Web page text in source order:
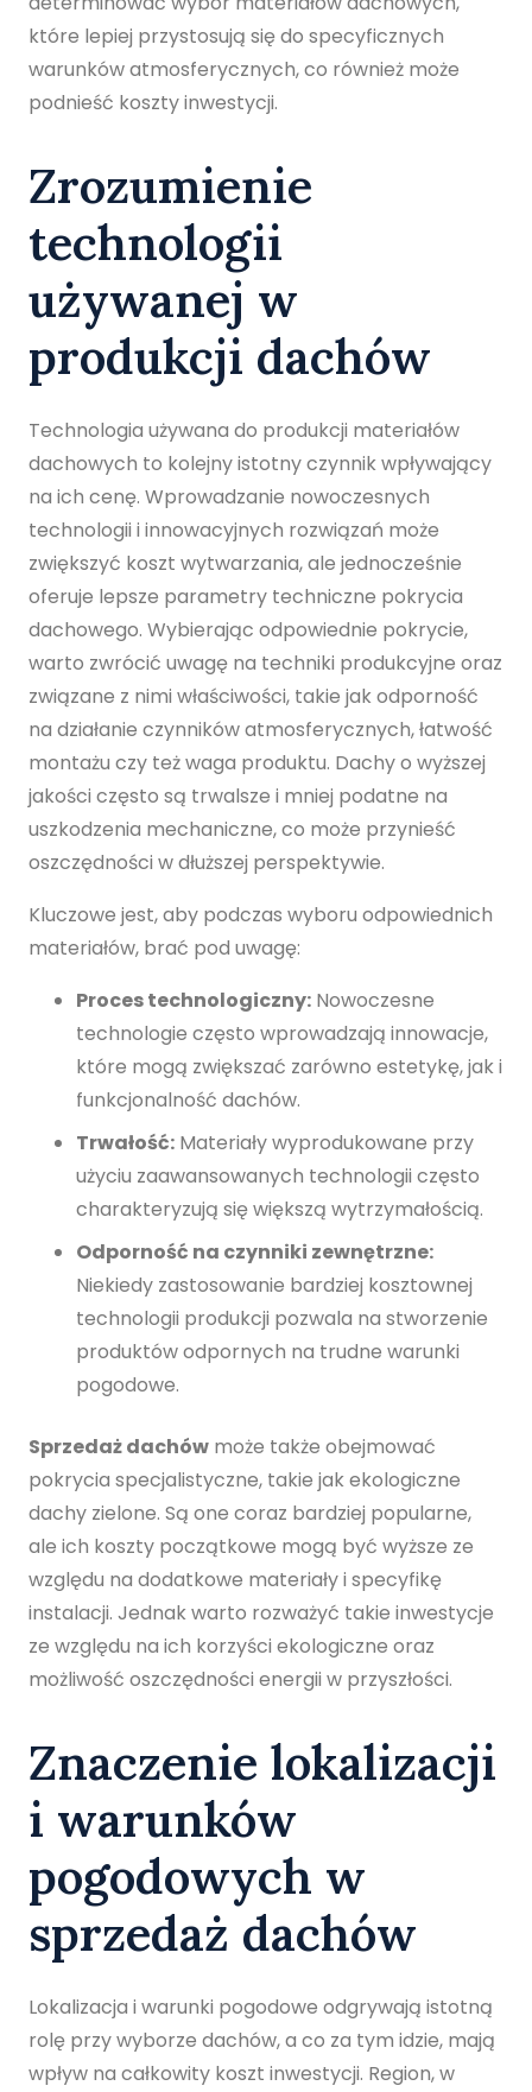
które lepiej przystosują się do specyficznych
warunków atmosferycznych, co również może
podnieść koszty inwestycji.
Zrozumienie
technologii
używanej w
produkcji dachów
Technologia używana do produkcji materiałów
dachowych to kolejny istotny czynnik wpływający
na ich cenę. Wprowadzanie nowoczesnych
technologii i innowacyjnych rozwiązań może
zwiększyć koszt wytwarzania, ale jednocześnie
oferuje lepsze parametry techniczne pokrycia
dachowego. Wybierając odpowiednie pokrycie,
warto zwrócić uwagę na techniki produkcyjne oraz
związane z nimi właściwości, takie jak odporność
na działanie czynników atmosferycznych, łatwość
montażu czy też waga produktu. Dachy o wyższej
jakości często są trwalsze i mniej podatne na
uszkodzenia mechaniczne, co może przynieść
oszczędności w dłuższej perspektywie.
Kluczowe jest, aby podczas wyboru odpowiednich
materiałów, brać pod uwagę:
Proces technologiczny: Nowoczesne
technologie często wprowadzają innowacje,
które mogą zwiększać zarówno estetykę, jak i
funkcjonalność dachów.
Trwałość: Materiały wyprodukowane przy
użyciu zaawansowanych technologii często
charakteryzują się większą wytrzymałością.
Odporność na czynniki zewnętrzne:
Niekiedy zastosowanie bardziej kosztownej
technologii produkcji pozwala na stworzenie
produktów odpornych na trudne warunki
pogodowe.
Sprzedaż dachów może także obejmować
pokrycia specjalistyczne, takie jak ekologiczne
dachy zielone. Są one coraz bardziej popularne,
ale ich koszty początkowe mogą być wyższe ze
względu na dodatkowe materiały i specyfikę
instalacji. Jednak warto rozważyć takie inwestycje
ze względu na ich korzyści ekologiczne oraz
możliwość oszczędności energii w przyszłości.
Znaczenie lokalizacji
i warunków
pogodowych w
sprzedaż dachów
Lokalizacja i warunki pogodowe odgrywają istotną
rolę przy wyborze dachów, a co za tym idzie, mają
wpływ na całkowity koszt inwestycji. Region, w